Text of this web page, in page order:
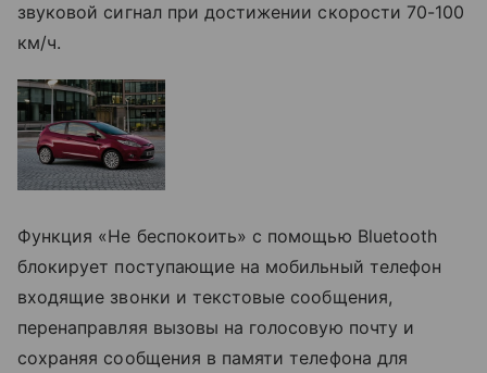
звуковой сигнал при достижении скорости 70-100
км/ч.
Функция «Не беспокоить» с помощью Bluetooth
блокирует поступающие на мобильный телефон
входящие звонки и текстовые сообщения,
перенаправляя вызовы на голосовую почту и
сохраняя сообщения в памяти телефона для